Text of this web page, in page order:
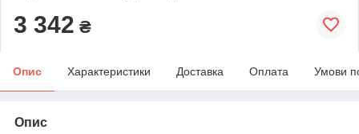
3 342 ₴
Опис Характеристики Доставка Оплата Умови
Опис